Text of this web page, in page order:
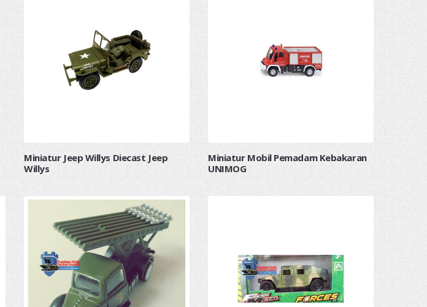
Miniatur Jeep Willys Diecast Jeep
Willys
Miniatur Mobil Pemadam Kebakaran
UNIMOG